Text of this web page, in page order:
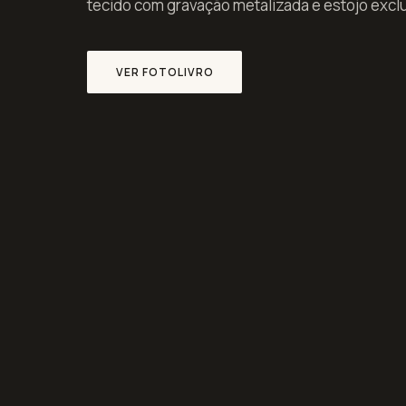
tecido com gravação metalizada e estojo
VER FOTOLIVRO